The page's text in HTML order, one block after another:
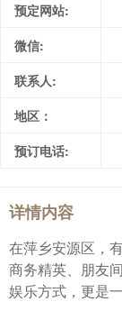
预定网站:
微信:
联系人:
地区：
预订电话:
详情内容
在萍乡安源区，
商务精英、朋友
娱乐方式，更是